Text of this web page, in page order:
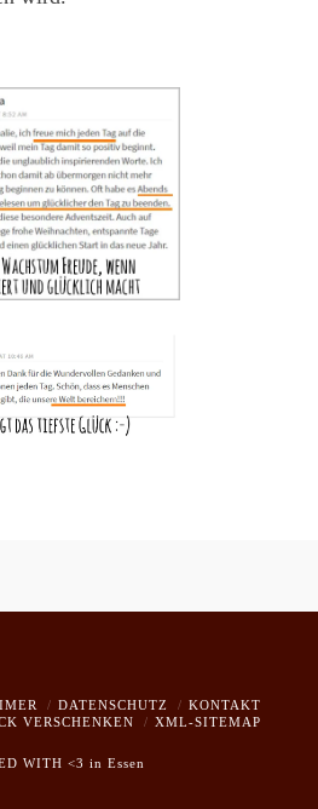
DATENSCHUTZ
KONTAKT
VERSCHENKEN XML-SITEMAP
WITH <3 in Essen